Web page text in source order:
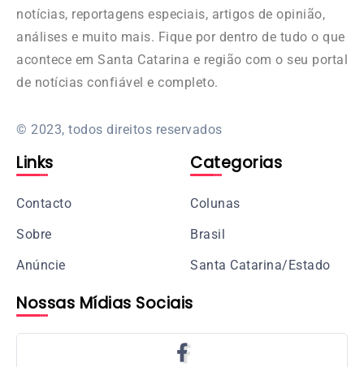
notícias, reportagens especiais, artigos de opinião,
análises e muito mais. Fique por dentro de tudo o que
acontece em Santa Catarina e região com o seu portal
de notícias confiável e completo.
© 2023, todos direitos reservados
Links
Contacto
Sobre
Anúncie
Categorias
Colunas
Brasil
Santa Catarina/Estado
Nossas Mídias Sociais